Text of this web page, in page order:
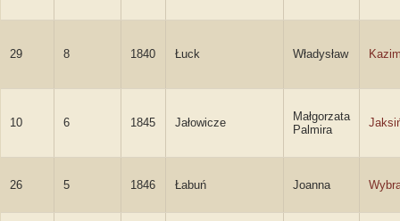
29 8 1840 Łuck Władysław
10 6 1845 Jałowicze
Małgorzata
Palmira
26 5 1846 Łabuń Joanna